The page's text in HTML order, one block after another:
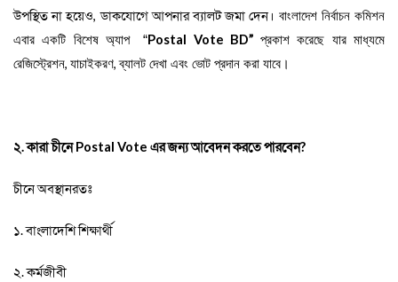
উপস্থিত না হয়েও,ডাকযোগে আপনার ব্যালট জমা দেন । বাংলাদেশ নির্বাচন কমিশন
এবার একটি বিশেষ অ্যাপ
“Postal Vote BD” প্রকাশ করেছে যার মাধ্যমে
রেজিস্ট্রেশন, যাচাইকরণ,ব্যালট দেখা এবং ভোট প্রদান করা যাবে ।
২. কারা চীনেPostal Vote এর জন্য আবেদনকরতে পারবেন?
চীনে অবস্থানরতঃ
১. বাংলাদেশি শিক্ষার্থী
২. কর্মজীবী